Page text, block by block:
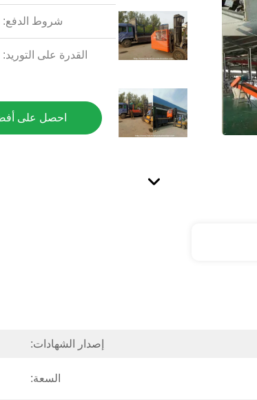
شروط الدفع:
القدرة على التوريد:
احصل على
إصدار الشهادات:
السعة: